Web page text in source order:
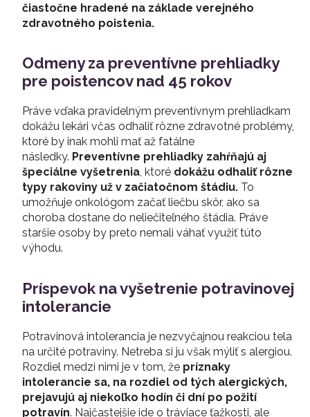
čiastočne hradené na základe verejného
zdravotného poistenia.
Odmeny za preventívne prehliadky
pre poistencov nad 45 rokov
Práve vďaka pravidelným preventívnym prehliadkam
dokážu lekári včas odhaliť rôzne zdravotné problémy,
ktoré by inak mohli mať až fatálne
následky. Preventívne prehliadky zahŕňajú aj
špeciálne vyšetrenia, ktoré dokážu odhaliť rôzne
typy rakoviny už v začiatočnom štádiu. To
umožňuje onkológom začať liečbu skôr, ako sa
choroba dostane do neliečiteľného štádia. Práve
staršie osoby by preto nemali váhať využiť túto
výhodu.
Príspevok na vyšetrenie potravinovej
intolerancie
Potravinová intolerancia je nezvyčajnou reakciou tela
na určité potraviny. Netreba si ju však mýliť s alergiou.
Rozdiel medzi nimi je v tom, že príznaky
intolerancie sa, na rozdiel od tých alergických,
prejavujú aj niekoľko hodín či dní po požití
potravín. Najčastejšie ide o tráviace ťažkosti, ale